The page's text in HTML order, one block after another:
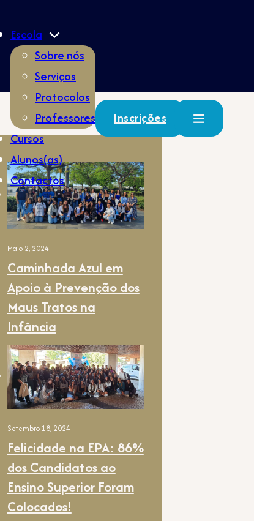
Escola
Sobre nós
Serviços
Protocolos
Professores
Cursos
Alunos(as)
Contactos
Inscrições
Maio 2, 2024
Caminhada Azul em
Apoio à Prevenção dos
Maus Tratos na
Infância
Setembro 18, 2024
Felicidade na EPA: 86%
dos Candidatos ao
Ensino Superior Foram
Colocados!